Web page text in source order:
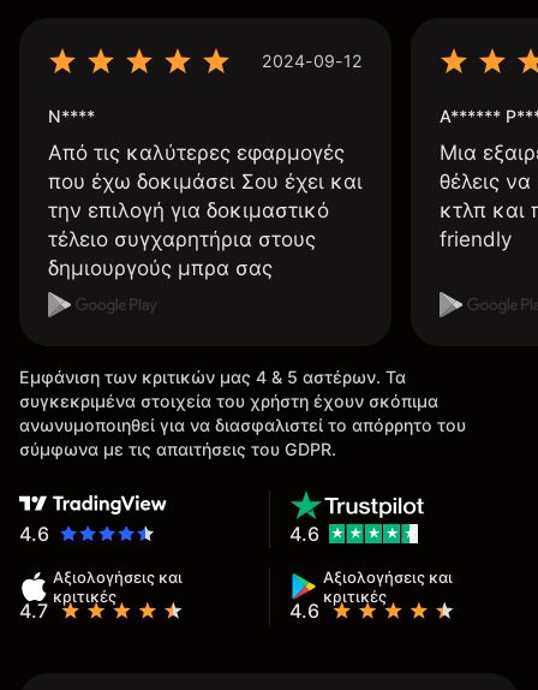
2024-09-12
N****
Από τις καλύτερες εφαρμογές
που έχω δοκιμάσει Σου έχει και
την επιλογή για δοκιμαστικό
τέλειο συγχαρητήρια στους
δημιουργούς μπρα σας
A******
Μια
θέλεις
κτλπ και
friendly
Εμφάνιση των κριτικών μας 4 & 5 αστέρων. Τα
συγκεκριμένα στοιχεία του χρήστη έχουν σκόπιμα
ανωνυμοποιηθεί για να διασφαλιστεί το απόρρητο του
σύμφωνα με τις απαιτήσεις του GDPR.
4.6
Αξιολογήσεις και
κριτικές
4.7
Αξιολογήσεις και
κριτικές
4.6
4.6